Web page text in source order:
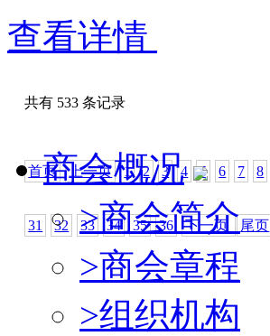
查看详情
共有 533 条记录
首页 上一页 1 2 3 4 5 6 7 8
31 32 33 34 35 36 下一页 尾页
商会概况
>商会简介
>商会章程
>组织机构